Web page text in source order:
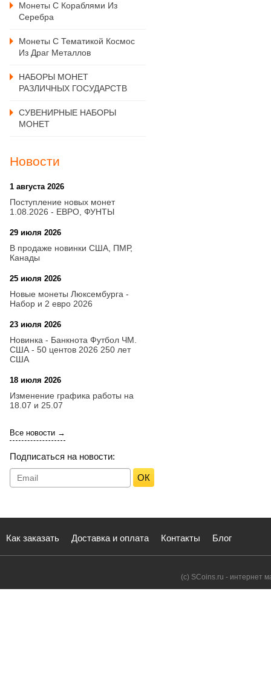
Монеты С Кораблями Из
Серебра
Монеты С Тематикой Космос
Из Драг Металлов
НАБОРЫ МОНЕТ
РАЗЛИЧНЫХ ГОСУДАРСТВ
СУВЕНИРНЫЕ НАБОРЫ
МОНЕТ
Новости
1 августа 2026
Поступление новых монет
1.08.2026 - ЕВРО, ФУНТЫ
29 июля 2026
В продаже новинки США, ПМР,
Канады
25 июля 2026
Новые монеты Люксембурга -
Набор и 2 евро 2026
23 июля 2026
Новинка - Банкнота Футбол ЧМ.
США - 50 центов 2026 250 лет
США
18 июля 2026
Изменение графика работы на
18.07 и 25.07
Все новости →
Подписаться на новости:
ОК
Как заказать Доставка и оплата Контакты Блог
(с) SCoins.ru - интернет